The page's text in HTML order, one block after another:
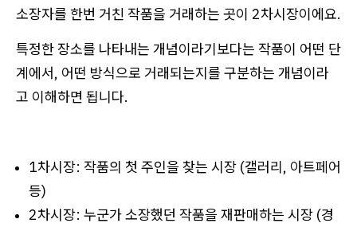
소장자를 한번 거친 작품을 거래하는 곳이 2차시장이에요.
특정한 장소를 나타내는 개념이라기보다는 작품이 어떤 단
계에서, 어떤 방식으로 거래되는지를 구분하는 개념이라
고 이해하면 됩니다.
1차시장: 작품의 첫 주인을 찾는 시장 (갤러리, 아트페어
등)
2차시장: 누군가 소장했던 작품을 재판매하는 시장 (경